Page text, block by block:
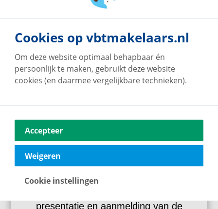
Together
Together
Wil jij zelf graag de woningtekst
maken, de uiteindelijke koopakte
ondertekenen met de kopers en de
regie m.b.t. de opvolging zelf in
handen nemen? Dan is het pakket
Easie Together geschikt voor jou. Wij
presentatie en aanmelding van de
Relaxed Premium
Cookies op vbtmakelaars.nl
Om deze website optimaal behapbaar én
persoonlijk te maken, gebruikt deze website
cookies (en daarmee vergelijkbare technieken).
Accepteer
Weigeren
Cookie instellingen